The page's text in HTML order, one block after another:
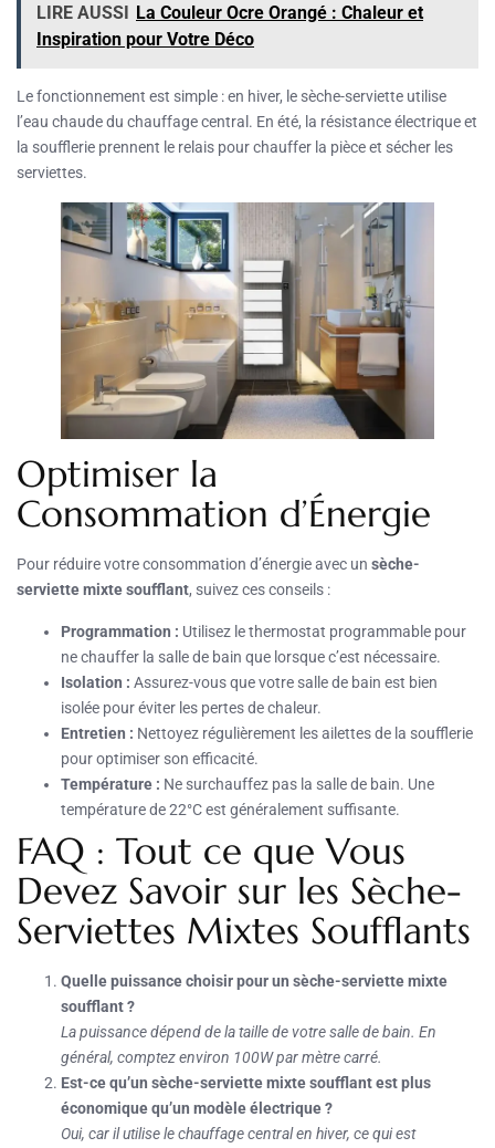
LIRE AUSSI La Couleur Ocre Orangé : Chaleur et
Inspiration pour Votre Déco
Le fonctionnement est simple : en hiver, le sèche-serviette utilise
l’eau chaude du chauffage central. En été, la résistance électrique et
la soufflerie prennent le relais pour chauffer la pièce et sécher les
serviettes.
Optimiser la
Consommation d’Énergie
Pour réduire votre consommation d’énergie avec un sèche-
serviette mixte soufflant, suivez ces conseils :
Programmation : Utilisez le thermostat programmable pour
ne chauffer la salle de bain que lorsque c’est nécessaire.
Isolation : Assurez-vous que votre salle de bain est bien
isolée pour éviter les pertes de chaleur.
Entretien : Nettoyez régulièrement les ailettes de la soufflerie
pour optimiser son efficacité.
Température : Ne surchauffez pas la salle de bain. Une
température de 22°C est généralement suffisante.
FAQ : Tout ce que Vous
Devez Savoir sur les Sèche-
Serviettes Mixtes Soufflants
Quelle puissance choisir pour un sèche-serviette mixte
soufflant ?
La puissance dépend de la taille de votre salle de bain. En
général, comptez environ 100W par mètre carré.
Est-ce qu’un sèche-serviette mixte soufflant est plus
économique qu’un modèle électrique ?
Oui, car il utilise le chauffage central en hiver, ce qui est